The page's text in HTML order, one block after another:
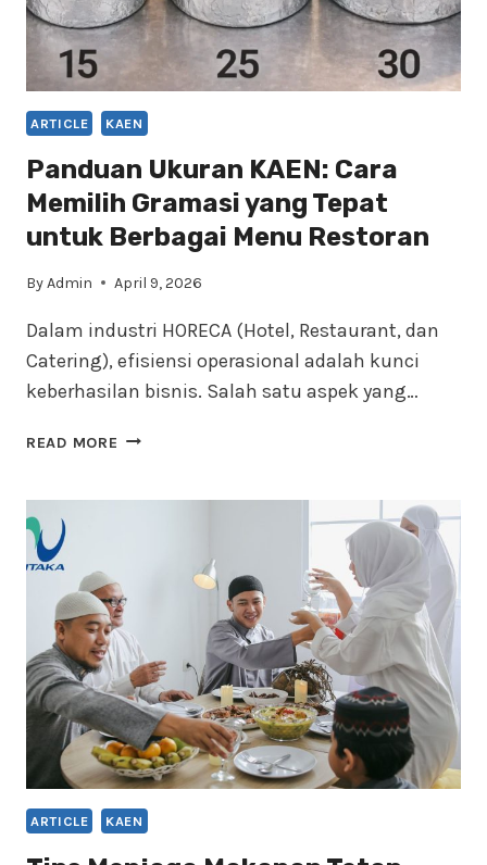
ARTICLE KAEN
Panduan Ukuran KAEN: Cara
Memilih Gramasi yang Tepat
untuk Berbagai Menu Restoran
ByAdmin April 9, 2026
Dalam industri HORECA (Hotel, Restaurant, dan
Catering), efisiensi operasional adalah kunci
keberhasilan bisnis. Salah satu aspek yang…
READ MORE PANDUAN
YANG
TEPAT
UNTUK
BERBAGAI
MENU
RESTORAN
ARTICLE KAEN